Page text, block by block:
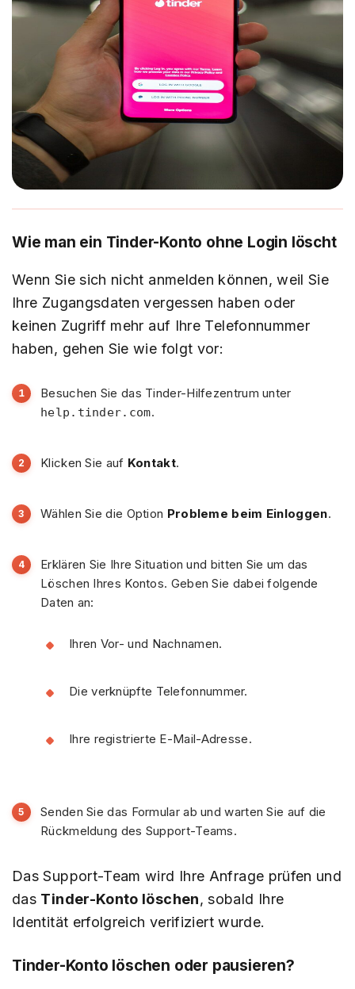
Wie man ein Tinder-Konto ohne Login löscht
Wenn Sie sich nicht anmelden können, weil Sie
Ihre Zugangsdaten vergessen haben oder
keinen Zugriff mehr auf Ihre Telefonnummer
haben, gehen Sie wie folgt vor:
Besuchen Sie das Tinder-Hilfezentrum unter
help.tinder.com.
Klicken Sie auf Kontakt.
Wählen Sie die Option Probleme beim Einloggen.
Erklären Sie Ihre Situation und bitten Sie um das
Löschen Ihres Kontos. Geben Sie dabei folgende
Daten an:
Ihren Vor- und Nachnamen.
Die verknüpfte Telefonnummer.
Ihre registrierte E-Mail-Adresse.
Senden Sie das Formular ab und warten Sie auf die
Rückmeldung des Support-Teams.
Das Support-Team wird Ihre Anfrage prüfen und
das Tinder-Konto löschen, sobald Ihre
Identität erfolgreich verifiziert wurde.
Tinder-Konto löschen oder pausieren?